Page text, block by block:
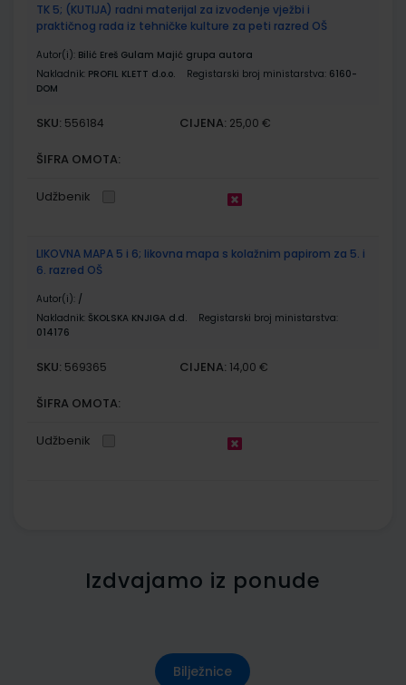
TK 5; (KUTIJA) radni materijal za izvođenje vježbi i
praktičnog rada iz tehničke kulture za peti razred OŠ
Autor(i): Bilić Ereš Gulam Majić grupa autora
Nakladnik: PROFIL KLETT d.o.o. Registarski broj ministarstva: 6160-
DOM
SKU: 556184 CIJENA: 25,00 €
ŠIFRA OMOTA:
Udžbenik
LIKOVNA MAPA 5 i 6; likovna mapa s kolažnim papirom za 5. i
6. razred OŠ
Autor(i): /
Nakladnik: ŠKOLSKA KNJIGA d.d.
Registarski broj ministarstva:
014176
SKU: 569365 CIJENA: 14,00 €
ŠIFRA OMOTA:
Udžbenik
Izdvajamo iz ponude
Bilježnice